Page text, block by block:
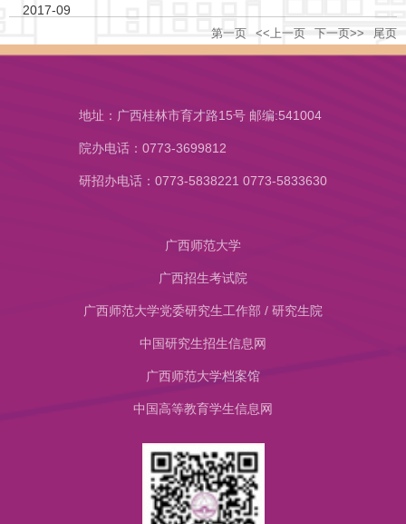
2017-09
第一页 <<上一页 下一页>> 尾页
地址：广西桂林市育才路15号 邮编:541004
院办电话：0773-3699812
研招办电话：0773-5838221 0773-5833630
广西师范大学
广西招生考试院
广西师范大学党委研究生工作部 / 研究生院
中国研究生招生信息网
​广西师范大学档案馆
中国高等教育学生信息网